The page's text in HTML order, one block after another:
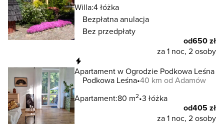
Willa:4 łóżka
Bezpłatna anulacja
Bez przedpłaty
od650 zł
za 1 noc, 2 osoby
Apartament w Ogrodzie Podkowa Leśna
Podkowa Leśna 40 km od Adamów
Apartament:80 m2 3 łóżka
od405 zł
za 1 noc, 2 osoby